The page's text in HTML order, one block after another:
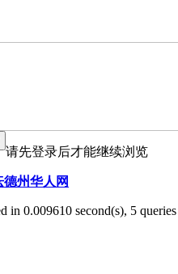
请先登录后才能继续浏览
德州华人网
in 0.009610 second(s), 5